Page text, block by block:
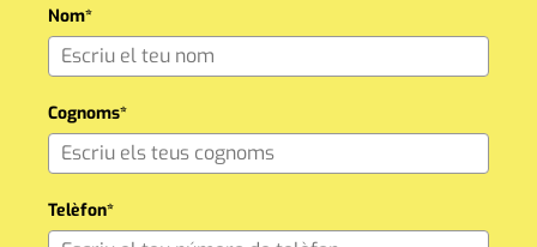
Nom*
Cognoms*
Telèfon*